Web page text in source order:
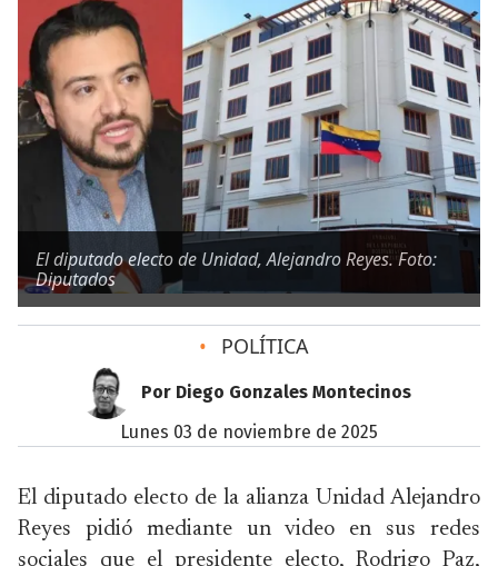
El diputado electo de Unidad, Alejandro Reyes. Foto:
Diputados
• POLÍTICA
Por Diego Gonzales Montecinos
lunes 03 de noviembre de 2025
El diputado electo de la alianza Unidad Alejandro
Reyes pidió mediante un video en sus redes
sociales que el presidente electo, Rodrigo Paz,